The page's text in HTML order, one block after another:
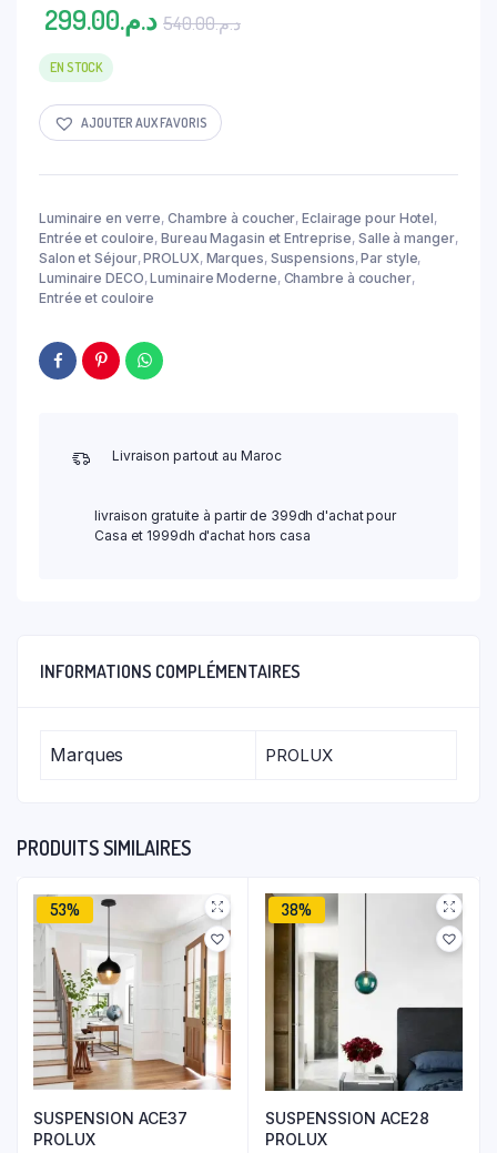
د.م.540.00
Le
était :
د.م.299.00 Le
EN STOCK
AJOUTER AUX FAVORIS
Luminaire en verre,Chambre à coucher,Eclairage pour Hotel,
Entrée et couloire,Bureau Magasin et Entreprise,Salle à manger,
Salon et Séjour,PROLUX, Marques, Suspensions,Par style,
Luminaire DECO,Luminaire Moderne, Chambre à coucher,
Entrée et couloire
Livraison partout au Maroc
livraison gratuite à partir de 399dh d'achat pour
Casa et 1999dh d'achat hors casa
INFORMATIONS COMPLÉMENTAIRES
Marques PROLUX
PRODUITS SIMILAIRES
53%
SUSPENSION ACE37
PROLUX
38%
SUSPENSSION ACE28
PROLUX